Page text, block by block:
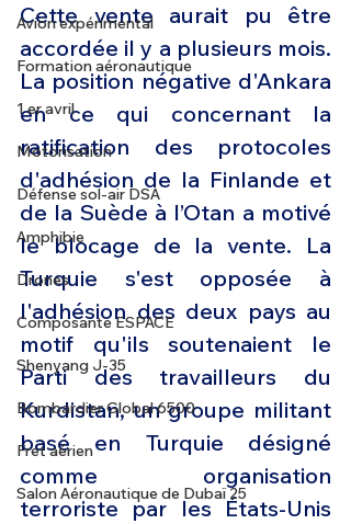
Avion expérimental
Formation aéronautique
1 er avril
Motorisation
Défense sol-air DSA
Amphibie
Drones
Composante ESPACE
Shenyang J-35
Bombardier Global 6500
Fret aérien
Salon Aéronautique de Dubaï 25
Cette vente aurait pu être
accordée il y a plusieurs mois.
La position négative d'Ankara
en ce qui concernant la
ratification des protocoles
d'adhésion de la Finlande et
de la Suède à l’Otan a motivé
le blocage de la vente. La
Turquie s'est opposée à
l'adhésion des deux pays au
motif qu'ils soutenaient le
Parti des travailleurs du
Kurdistan, un groupe militant
basé en Turquie désigné
comme organisation
terroriste par les États-Unis